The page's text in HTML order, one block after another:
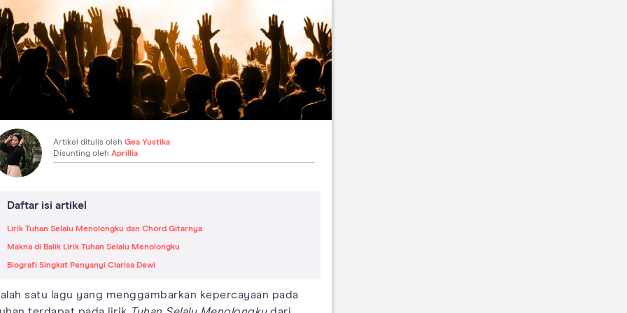
Artikel ditulis oleh Gea Yustika
Disunting oleh Aprillia
Daftar isi artikel
Lirik Tuhan Selalu Menolongku dan Chord Gitarnya
Makna di Balik Lirik Tuhan Selalu Menolongku
Biografi Singkat Penyanyi Clarisa Dewi
satu lagu yang menggambarkan kepercayaan pada